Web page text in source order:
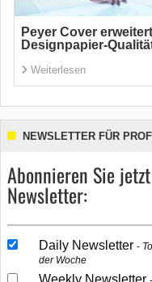
Peyer Cover
Designpapier-
Weiterlesen
NEWSLETTER FÜR
Abonnieren Sie
Newsletter:
Daily Newsletter
der Woche
Weekly Newsletter